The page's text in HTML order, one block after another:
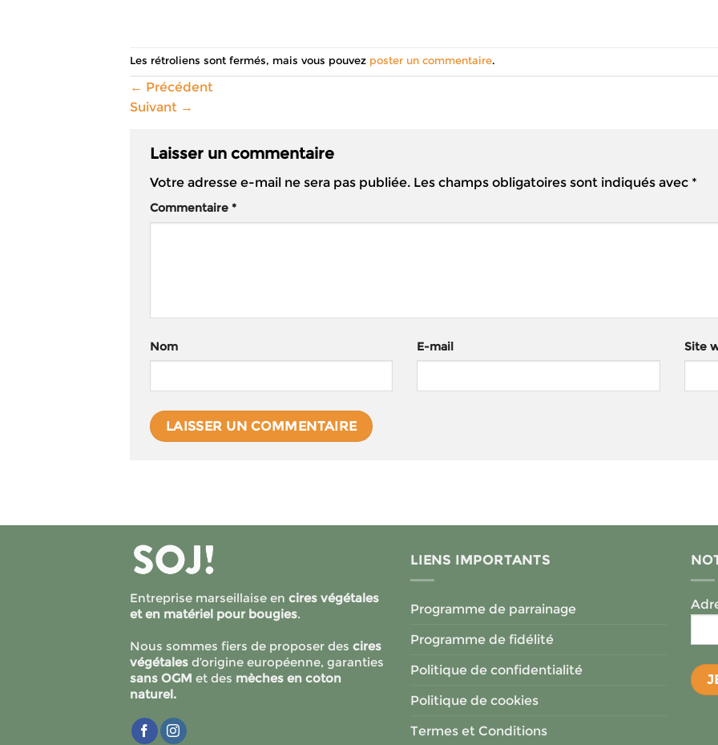
Les rétroliens sont fermés, mais vous pouvez poster un commentaire.
← Précédent
Suivant →
Laisser un commentaire
Votre adresse e-mail ne sera pas publiée. Les champs obligatoires sont indiqués avec *
Commentaire *
Nom E-mail Site
Entreprise marseillaise en cires végétales
et en matériel pour bougies.
Nous sommes fiers de proposer des cires
végétales d’origine européenne, garanties
sans OGM et des mèches en coton
naturel.
LIENS IMPORTANTS
Programme de parrainage
Programme de fidélité
Politique de confidentialité
Politique de cookies
Termes et Conditions